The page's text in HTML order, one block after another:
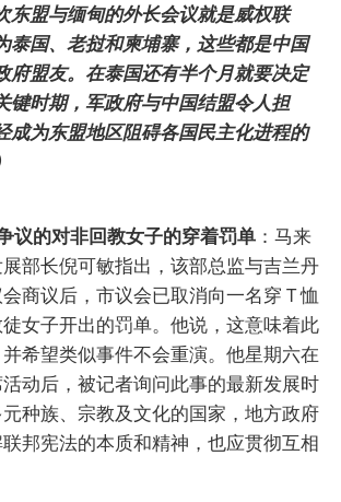
东盟与缅甸的外长会议就是威权联
泰国、老挝和柬埔寨，这些都是中国
府盟友。在泰国还有半个月就要决定
键时期，军政府与中国结盟令人担
成为东盟地区阻碍各国民主化进程的
议的对非回教女子的穿着罚单 ：马来
部长倪可敏指出，该部总监与吉兰丹
商议后，市议会已取消向一名穿 T 恤
女子开出的罚单。他说，这意味着此
希望类似事件不会重演。他星期六在
动后，被记者询问此事的最新发展时
种族、宗教及文化的国家，地方政府
邦宪法的本质和精神，也应贯彻互相